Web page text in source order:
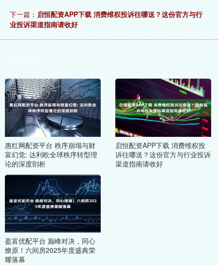
下一篇： 启恒配资APP下载 消费维权投诉往哪送？这份官方与行
业投诉渠道指南请收好
惠红网配资平台 秩序崩塌与财
富幻觉: 达利欧全球秩序转型理
论的深度剖析
启恒配资APP下载 消费维权投
诉往哪送？这份官方与行业投诉
渠道指南请收好
盈富优配平台 巅峰对决，同心
燎原！六间房2025年度盛典荣
耀落幕